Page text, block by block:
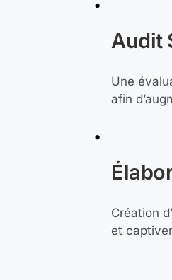
Audit
Une
afin
Création
et